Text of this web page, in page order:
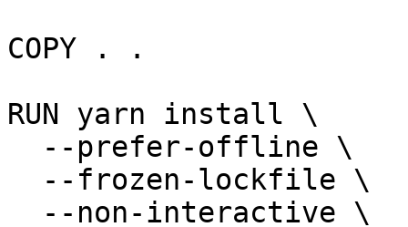
COPY . .
RUN yarn install \